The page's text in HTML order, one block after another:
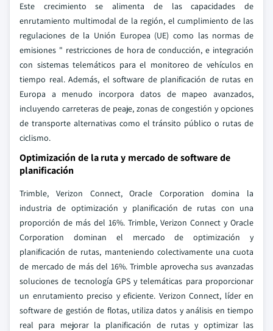
Este crecimiento se alimenta de las capacidades de
enrutamiento multimodal de la región, el cumplimiento de las
regulaciones de la Unión Europea (UE) como las normas de
emisiones " restricciones de hora de conducción, e integración
con sistemas telemáticos para el monitoreo de vehículos en
tiempo real. Además, el software de planificación de rutas en
Europa a menudo incorpora datos de mapeo avanzados,
incluyendo carreteras de peaje, zonas de congestión y opciones
de transporte alternativas como el tránsito público o rutas de
ciclismo.
Optimización de la ruta y mercado de software de
planificación
Trimble, Verizon Connect, Oracle Corporation domina la
industria de optimización y planificación de rutas con una
proporción de más del 16%. Trimble, Verizon Connect y Oracle
Corporation dominan el mercado de optimización y
planificación de rutas, manteniendo colectivamente una cuota
de mercado de más del 16%. Trimble aprovecha sus avanzadas
soluciones de tecnología GPS y telemáticas para proporcionar
un enrutamiento preciso y eficiente. Verizon Connect, líder en
software de gestión de flotas, utiliza datos y análisis en tiempo
real para mejorar la planificación de rutas y optimizar las